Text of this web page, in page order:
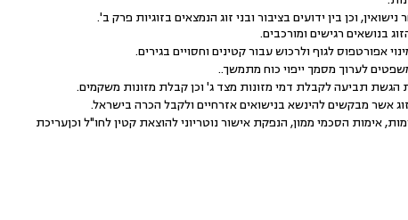
וכן בין ידועים בציבור ובני זוג הנמצאים בזוגיות פרק ב'.
בנושאים רגישים ומורכבים.
אפורטפוס לגוף ולרכוש עבור קטינים וחסויים בגירים.
לערוך מסמך ייפוי כוח מתמשך..
הגשת תביעה לקבלת דמי מזונות מצד ג' וכן קבלת מזונות משקמים.
אשר מבקשים להינשא בנישואים אזרחיים ולקבל הכרה בישראל.
אימות הסכמי ממון, הנפקת אישור נוטריוני להוצאת קטין לחו"ל וכןעריכת